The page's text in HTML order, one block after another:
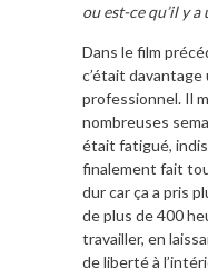
ou est-ce qu’il y
Dans le film
c’était davantage
professionnel. Il
nombreuses
était fatigué,
finalement fait
dur car ça a pris
de plus de 400
travailler, en
de liberté à